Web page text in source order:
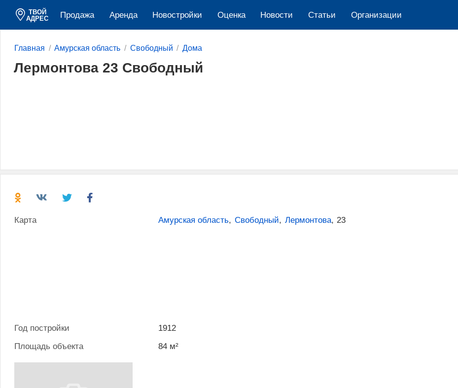
ТВОЙ
АДРЕС
Продажа Аренда Новостройки Оценка Новости Cтатьи Организации
Главная Амурская область Свободный Дома
Лермонтова 23 Свободный
Карта Амурская область, Свободный, Лермонтова, 23
Год постройки
1912
Площадь объекта
84 м²